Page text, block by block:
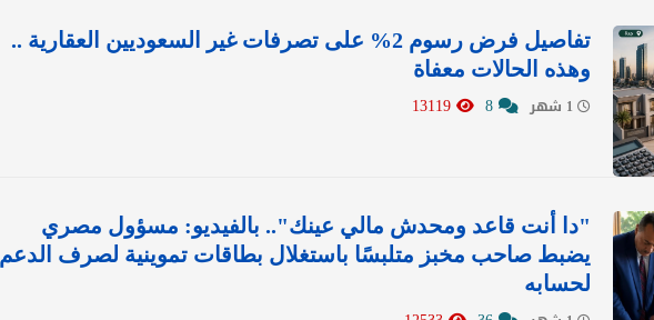
تفاصيل فرض رسوم 2% على تصرفات غير السعوديين العقارية ..
وهذه الحالات معفاة
"دا أنت قاعد ومحدش مالي عينك".. بالفيديو: مسؤول مصري
يضبط صاحب مخبز متلبسًا باستغلال بطاقات تموينية لصرف الدعم
لحسابه